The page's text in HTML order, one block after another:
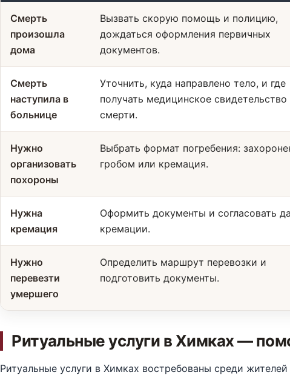
Смерть
произошла
дома
Вызвать скорую помощь и полицию,
дождаться оформления первичных
документов.
Смерть
наступила в
больнице
Уточнить, куда направлено тело, и где
получать медицинское свидетельство
смерти.
Нужно
организовать
похороны
Выбрать формат погребения:
гробом или кремация.
Нужна
кремация
Оформить документы и согласовать
кремации.
Нужно
перевезти
умершего
Определить маршрут перевозки и
подготовить документы.
Ритуальные услуги в Химках —
Ритуальные услуги в Химках востребованы среди